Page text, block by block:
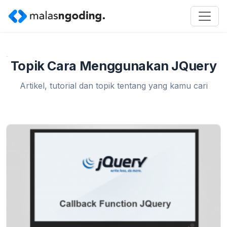
Topik Cara Menggunakan JQuery
Artikel, tutorial dan topik tentang yang kamu cari